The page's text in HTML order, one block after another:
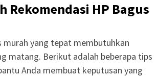
Rekomendasi HP Bagus
murah yang tepat membutuhkan
matang. Berikut adalah beberapa tips
Anda membuat keputusan yang